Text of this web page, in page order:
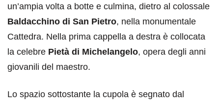
un’ampia volta a botte e culmina, dietro al colossale
Baldacchino di San Pietro, nella monumentale
Cattedra. Nella prima cappella a destra è collocata
la celebre Pietà di Michelangelo, opera degli anni
giovanili del maestro.
Lo spazio sottostante la cupola è segnato dal